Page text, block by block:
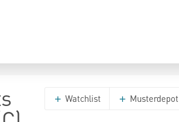
Watchlist Musterdepot